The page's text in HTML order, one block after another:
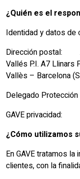
¿Quién es el
Identidad y datos
Dirección postal:
Vallés P.I. A7 Llinars
Vallès – Barcelona
Delegado Protección
GAVE
¿Cómo utilizamos
En GAVE tratamos
clientes, con la